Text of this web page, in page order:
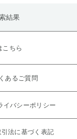
結果
こちら
あるご質問
イバシーポリシー
法に基づく表記